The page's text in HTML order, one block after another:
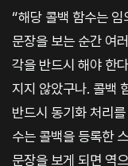
“해당 콜백 함수는
문장을 보는 순간 여
각을 반드시 해야 한
지지 않았구나. 콜백
반드시 동기화 처리
수는 콜백을 등록한
문장을 보게 되면 역